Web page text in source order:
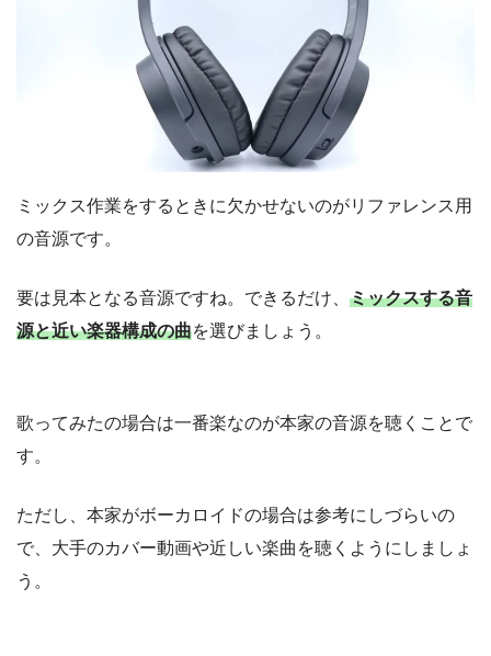
ミックス作業をするときに欠かせないのがリファレンス用
の音源です。
要は見本となる音源ですね。できるだけ、 ミックスする音
源と近い楽器構成の曲を選びましょう。
歌ってみたの場合は一番楽なのが本家の音源を聴くことで
す。
ただし、本家がボーカロイドの場合は参考にしづらいの
で、大手のカバー動画や近しい楽曲を聴くようにしましょ
う。